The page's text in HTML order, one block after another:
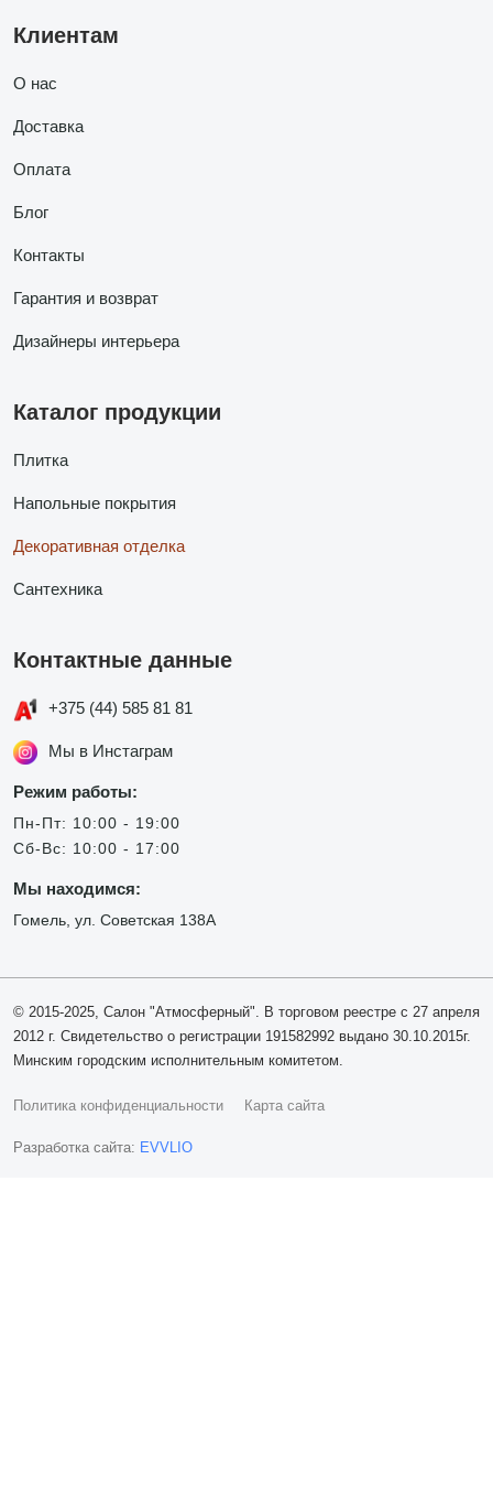
Клиентам
О нас
Доставка
Оплата
Блог
Контакты
Гарантия и возврат
Дизайнеры интерьера
Каталог продукции
Плитка
Напольные покрытия
Декоративная отделка
Сантехника
Контактные данные
+375 (44) 585 81 81
Мы в Инстаграм
Режим работы:
Пн-Пт: 10:00 - 19:00
Сб-Вс: 10:00 - 17:00
Мы находимся:
Гомель, ул. Советская 138А
© 2015-2025, Салон "Атмосферный". В торговом реестре с 27 апреля
2012 г. Свидетельство о регистрации 191582992 выдано 30.10.2015г.
Минским городским исполнительным комитетом.
Политика конфиденциальности Карта сайта
Разработка сайта: EVVLIO